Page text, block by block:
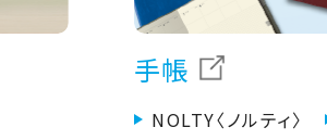
手帳
NOLTY〈ノルティ〉